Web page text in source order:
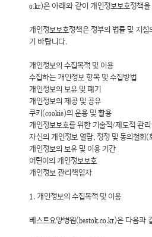
o.kr)은 아래와 같이 개인정보보호정책
개인정보보호정책은 정부의 법률 및 지
기 바랍니다.
개인정보의 수집목적 및 이용
수집하는 개인정보 항목 및 수집방법
개인정보의 보유 및 폐기
개인정보의 제공 및 공유
쿠키(cookie)의 운용 및 활용
개인정보보호를 위한 기술적/제도적 관리
자신의 개인정보 열람, 정정 및 동의철회(
개인정보의 보유 및 이용 기간
어린이의 개인정보보호
개인정보 관리책임자
1. 개인정보의 수집목적 및 이용
베스트요양병원(bestok.co.kr)은 다음과